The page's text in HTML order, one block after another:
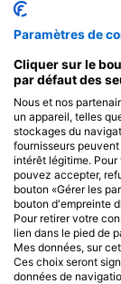
Centres de
de plongée
Diving Center
Raduca 1, 22202
SITES DE
Paramètres de
Cliquer sur le
par défaut des
Nous et nos
un appareil, telles
stockages du
fournisseurs
intérêt légitime. Pour
pouvez accepter,
bouton «Gérer les
bouton d'empreinte
Pour retirer votre
lien dans le pied de
Mes données, sur
Ces choix seront
données de